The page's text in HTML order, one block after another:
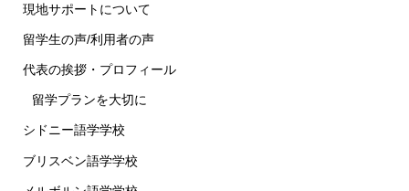
現地サポートについて
留学生の声/利用者の声
代表の挨拶・プロフィール
留学プランを大切に
シドニー語学学校
ブリスベン語学学校